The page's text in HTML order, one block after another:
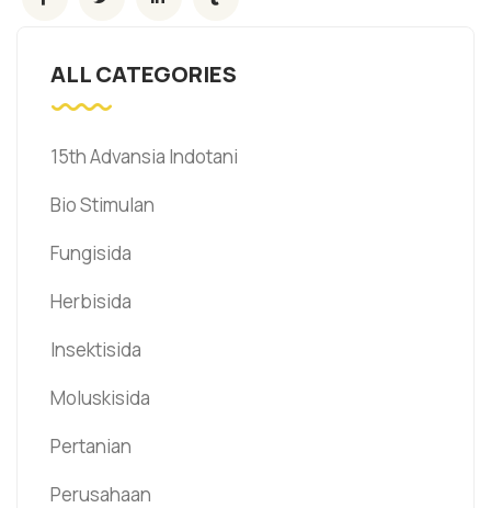
ALL CATEGORIES
15th Advansia Indotani
Bio Stimulan
Fungisida
Herbisida
Insektisida
Moluskisida
Pertanian
Perusahaan